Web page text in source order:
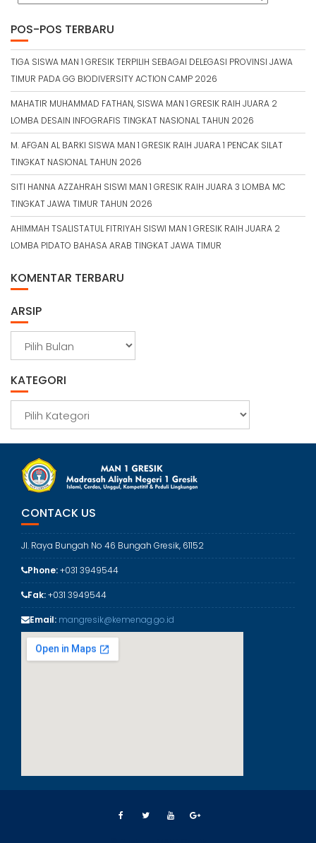
POS-POS TERBARU
TIGA SISWA MAN 1 GRESIK TERPILIH SEBAGAI DELEGASI PROVINSI JAWA
TIMUR PADA GG BIODIVERSITY ACTION CAMP 2026
MAHATIR MUHAMMAD FATHAN, SISWA MAN 1 GRESIK RAIH JUARA 2
LOMBA DESAIN INFOGRAFIS TINGKAT NASIONAL TAHUN 2026
M. AFGAN AL BARKI SISWA MAN 1 GRESIK RAIH JUARA 1 PENCAK SILAT
TINGKAT NASIONAL TAHUN 2026
SITI HANNA AZZAHRAH SISWI MAN 1 GRESIK RAIH JUARA 3 LOMBA MC
TINGKAT JAWA TIMUR TAHUN 2026
AHIMMAH TSALISTATUL FITRIYAH SISWI MAN 1 GRESIK RAIH JUARA 2
LOMBA PIDATO BAHASA ARAB TINGKAT JAWA TIMUR
KOMENTAR TERBARU
ARSIP
i
KATEGORI
t
CONTACK US
Jl. Raya Bungah No 46 Bungah Gresik, 61152
Phone:+031 3949544
Fak:+031 3949544
Email: mangresik@kemenag.go.id